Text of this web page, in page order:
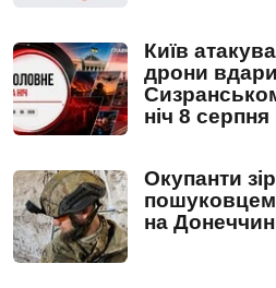
Київ
дрони
ніч 8 серпня
Окупанти
на